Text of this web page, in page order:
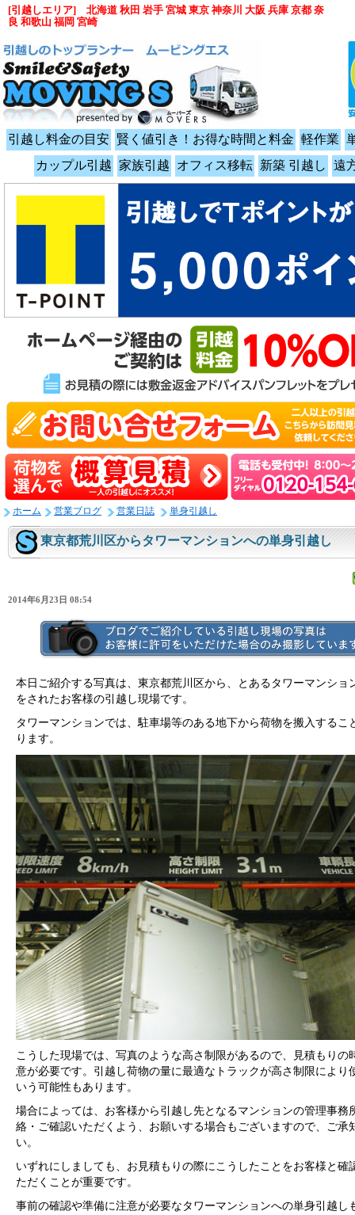
引越し料金の目安 賢く値引き！お得な時間と料金 軽作業
カップル引越 家族引越 オフィス移転 新築 引越し 遠
ホーム 営業ブログ 営業日誌 単身引越し
東京都荒川区からタワーマンションへの単身引越し
2014年6月23日 08:54
本日ご紹介する写真は、東京都荒川区から、とあるタワーマンショ
をされたお客様の引越し現場です。
タワーマンションでは、駐車場等のある地下から荷物を搬入するこ
ります。
こうした現場では、写真のような高さ制限があるので、見積もりの
意が必要です。引越し荷物の量に最適なトラックが高さ制限により
いう可能性もあります。
場合によっては、お客様から引越し先となるマンションの管理事務
絡・ご確認いただくよう、お願いする場合もございますので、ご承
い。
いずれにしましても、お見積もりの際にこうしたことをお客様と確
ただくことが重要です。
事前の確認や準備に注意が必要なタワーマンションへの単身引越し
[引越しエリア] 北海道 秋田 岩手 宮城 東京 神奈川 大阪 兵庫 京都 奈
良 和歌山 福岡 宮崎